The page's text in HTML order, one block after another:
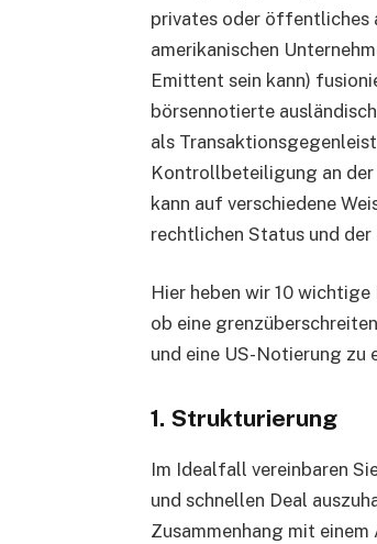
privates oder öffentliches
amerikanischen
Emittent sein kann)
börsennotierte
als
Kontrollbeteiligung an
kann auf verschiedene
rechtlichen Status und
Hier heben wir 10
ob eine
und eine US-Notierung zu
1. Strukturierung
Im Idealfall vereinbaren
und schnellen Deal
Zusammenhang mit